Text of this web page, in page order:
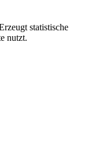
statistische
nutzt.